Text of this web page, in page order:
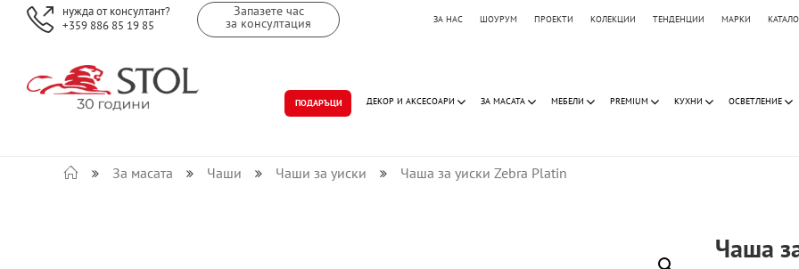
нужда от консултант?
+359 886 85 19 85
Запазете час
за консултация ЗА НАС ШОУРУМ ПРОЕКТИ КОЛЕКЦИИ ТЕНДЕНЦИИ МАРКИ
ПОДАРЪЦИ ДЕКОР И АКСЕСОАРИ ЗА МАСАТА МЕБЕЛИ PREMIUM КУХНИ ОСВЕТЛЕНИЕ
За масата Чаши Чаши за уиски Чаша за уиски Zebra Platin
Чаша